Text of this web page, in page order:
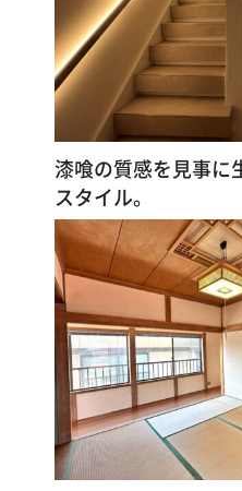
漆喰の質感を見事に
スタイル。